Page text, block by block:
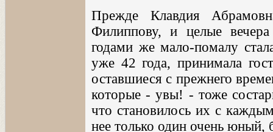
Прежде Клавдия
Филиппову, и целые
годами же мало-помалу
уже 42 года, принимала
оставшиеся с прежнего
которые - увы! - тоже
что становилось их с
нее только один очень юный,